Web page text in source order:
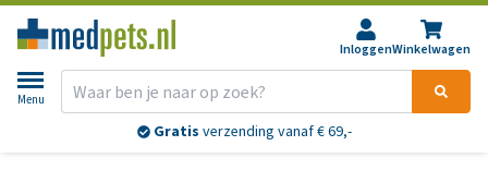
InloggenWinkelwagen
Menu
Gratis verzending vanaf € 69,-